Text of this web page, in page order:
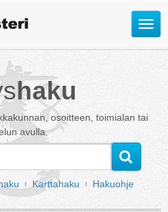
Avaa
haku
osoitteen, toimialan tai
avulla.
Karttahaku Hakuohje